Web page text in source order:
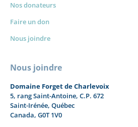
Nous joindre
Domaine Forget de Charlevoix
5, rang Saint-Antoine, C.P. 672
Saint-Irénée, Québec
Canada, G0T 1V0
Nos donateurs
Faire un don
Nous joindre